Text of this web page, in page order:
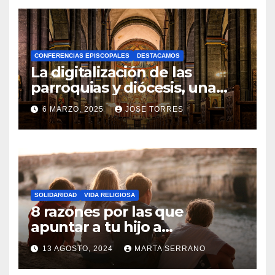
O
H
A
Y
C
O
M
N
T
A
R
I
O
S
CONFERENCIAS EPISCOPALES DESTACAMOS
La digitalización de las
parroquias y diócesis, una
realidad ya para el futuro de
la Iglesia
6 MARZO, 2025 JOSE TORRES
N
O
H
A
Y
SOLIDARIDAD VIDA RELIGIOSA
8 razones por las que
apuntar a tu hijo a
Catequesis
13 AGOSTO, 2024 MARTA SERRANO
N